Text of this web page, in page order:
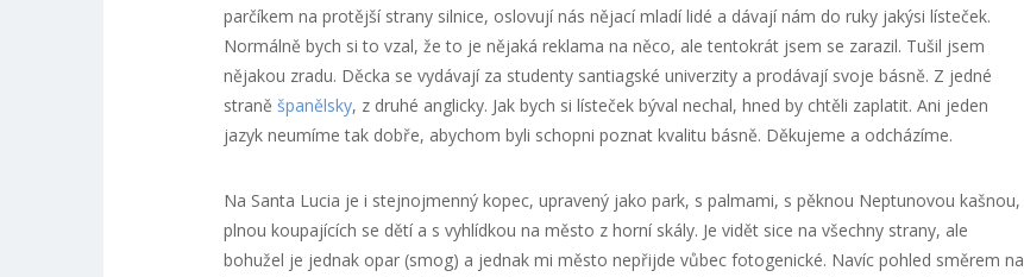
parčíkem na protější strany silnice, oslovují nás nějací mladí lidé a dávají nám do ruky jakýsi lísteček.
Normálně bych si to vzal, že to je nějaká reklama na něco, ale tentokrát jsem se zarazil. Tušil jsem
nějakou zradu. Děcka se vydávají za studenty santiagské univerzity a prodávají svoje básně. Z jedné
straně španělsky, z druhé anglicky. Jak bych si lísteček býval nechal, hned by chtěli zaplatit. Ani jeden
jazyk neumíme tak dobře, abychom byli schopni poznat kvalitu básně. Děkujeme a odcházíme.
Na Santa Lucia je i stejnojmenný kopec, upravený jako park, s palmami, s pěknou Neptunovou kašnou,
plnou koupajících se dětí a s vyhlídkou na město z horní skály. Je vidět sice na všechny strany, ale
bohužel je jednak opar (smog) a jednak mi město nepřijde vůbec fotogenické. Navíc pohled směrem na